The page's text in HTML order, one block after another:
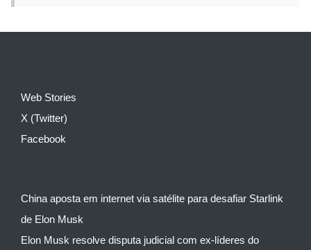
Web Stories
X (Twitter)
Facebook
China aposta em internet via satélite para desafiar Starlink
de Elon Musk
Elon Musk resolve disputa judicial com ex-líderes do